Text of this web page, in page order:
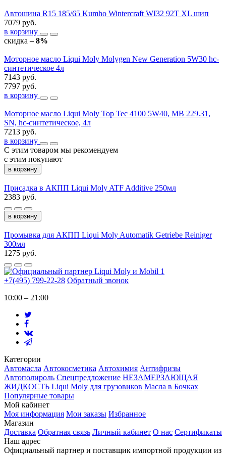
Автошина R15 185/65 Kumho Wintercraft WI32 92T XL шип
7079 руб.
в корзину
скидка– 8%
Моторное масло Liqui Moly Molygen New Generation 5W30 hc-
синтетическое 4л
7143 руб.
7797 руб.
в корзину
Моторное масло Liqui Moly Top Tec 4100 5W40, MB 229.31,
SN, hc-синтетическое, 4л
7213 руб.
в корзину
С этим товаром мы рекомендуем
с этим покупают
в корзину
Присадка в АКПП Liqui Moly ATF Additive 250мл
2383 руб.
в корзину
Промывка для АКПП Liqui Moly Automatik Getriebe Reiniger
300мл
1275 руб.
+7(495) 799-22-28 Обратный звонок
10:00 – 21:00
Категории
Автомасла Автокосметика Автохимия Антифризы
Автополироль Спецпредложение НЕЗАМЕРЗАЮЩАЯ
ЖИДКОСТЬ Liqui Moly для грузовиков Масла в Бочках
Популярные товары
Мой кабинет
Моя информация Мои заказы Избранное
Магазин
Доставка Обратная связь Личный кабинет О нас Сертификаты
Наш адрес
Официальный партнер и поставщик импортной продукции из